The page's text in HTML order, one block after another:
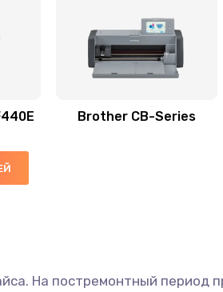
Brother CB-Series
На постремонтный период